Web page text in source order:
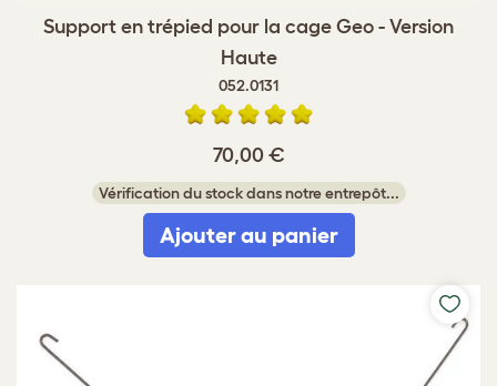
Support en trépied pour la cage Geo - Version
Haute
052.0131
70,00 €
Vérification du stock dans notre entrepôt...
Ajouter au panier